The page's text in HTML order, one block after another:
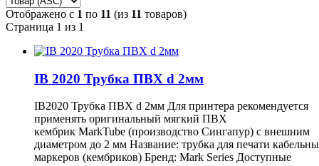
Отображено с 1 по 11 (из 11 товаров)
Страница 1 из 1
IB 2020 Трубка ПВХ d 2мм
IB2020 Трубка ПВХ d 2мм Для принтера рекомендуется
применять оригинальный мягкий ПВХ
кембрик MarkTube (производство Сингапур) с внешним
диаметром до 2 мм Название: трубка для печати
маркеров (кембриков) Бренд: Mark Series Доступные